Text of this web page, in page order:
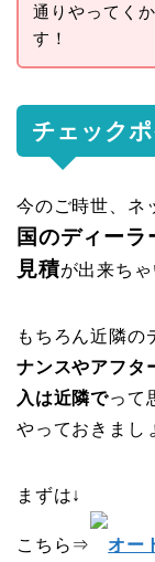
通りやってく
す！
チェック
今のご時世、ネ
国のディー
見積が出来ちゃ
もちろん近隣の
ナンスやアフタ
入は近隣でって
やっておきまし
まずは↓
こちら⇒ オー